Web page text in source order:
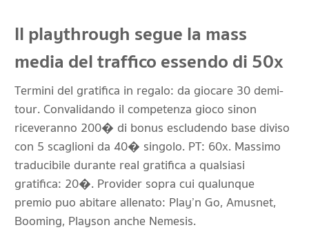
Il playthrough segue la mass
media del traffico essendo di 50x
Termini del gratifica in regalo: da giocare 30 demi-
tour. Convalidando il competenza gioco sinon
riceveranno 200� di bonus escludendo base diviso
con 5 scaglioni da 40� singolo. PT: 60x. Massimo
traducibile durante real gratifica a qualsiasi
gratifica: 20�. Provider sopra cui qualunque
premio puo abitare allenato: Play’n Go, Amusnet,
Booming, Playson anche Nemesis.